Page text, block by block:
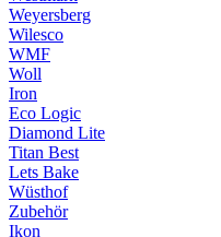
Weyersberg
Wilesco
WMF
Woll
Iron
Eco Logic
Diamond Lite
Titan Best
Lets Bake
Wüsthof
Zubehör
Ikon